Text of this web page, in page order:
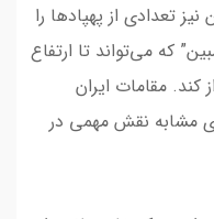
تعدادی از پهپادها را
که می‌تواند تا ارتفاع
۴۵ دقیقه پرواز کند. مقامات ایران
مشابه نقش مهمی در